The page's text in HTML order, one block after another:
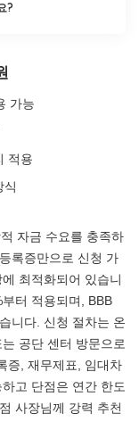
?
가능
적용
식
자금 수요를 충족하
록증만으로 신청 가
최적화되어 있습니
터 적용되며, BBB
니다. 신청 절차는 온
공단 센터 방문으로
증, 재무제표, 임대차
고 단점은 연간 한도
사장님께 강력 추천